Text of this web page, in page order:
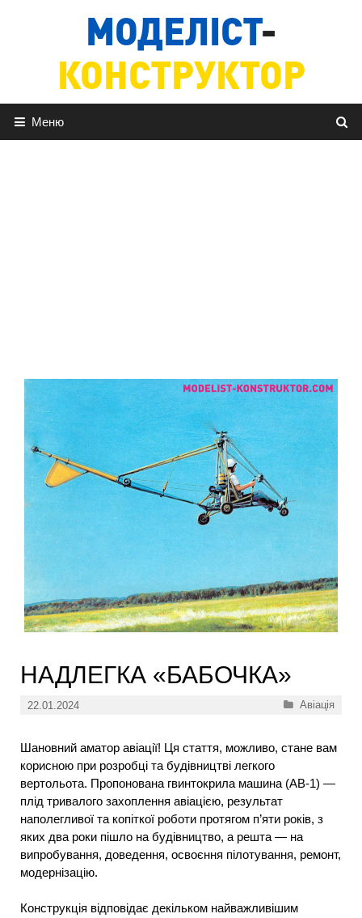
МОДЕЛІСТ-
КОНСТРУКТОР
Меню
НАДЛЕГКА «БАБОЧКА»
22.01.2024 Категорії
Авіація
Шановний аматор авіації! Ця стаття, можливо, стане вам
корисною при розробці та будівництві легкого
вертольота. Пропонована гвинтокрила машина (АВ-1) —
плід тривалого захоплення авіацією, результат
наполегливої та копіткої роботи протягом п’яти років, з
яких два роки пішло на будівництво, а решта — на
випробування, доведення, освоєння пілотування, ремонт,
модернізацію.
Конструкція відповідає декільком найважливішим